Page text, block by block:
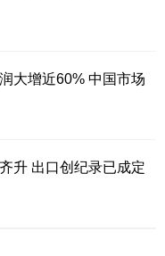
大增近60% 中国市场
升 出口创纪录已成定